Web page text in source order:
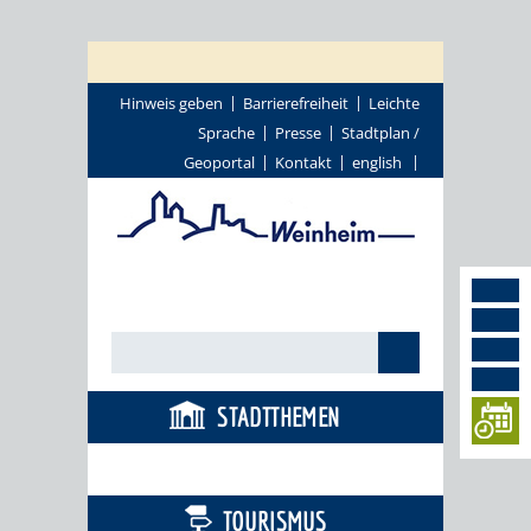
Hinweis geben Barrierefreiheit
Leichte
Sprache
Presse
Stadtplan /
Geoportal
Kontakt english
STADTTHEMEN
TOURISMUS